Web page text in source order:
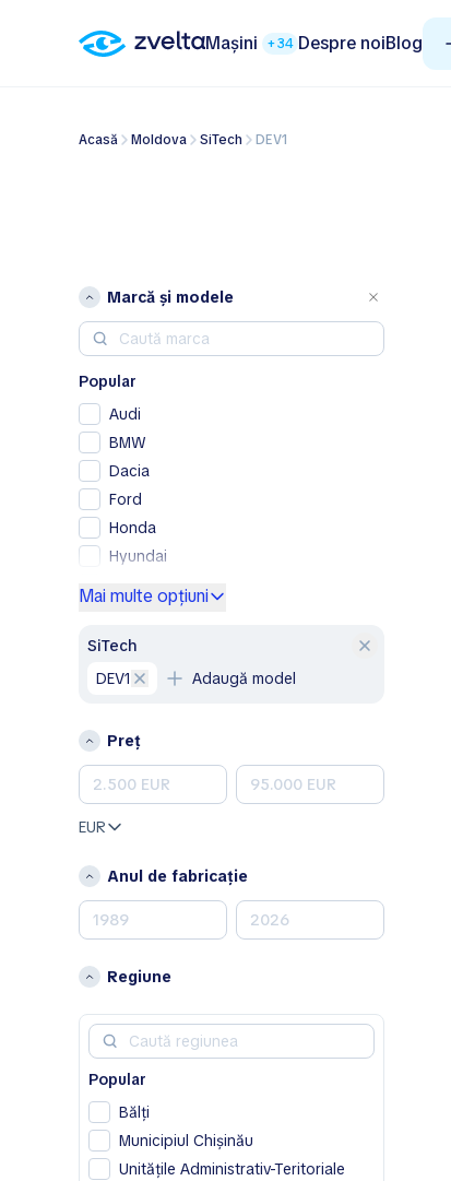
Mașini +34 Despre noiBlog
Acasă Moldova SiTech DEV1
Marcă și modele
Popular
Audi
BMW
Dacia
Ford
Honda
Hyundai
Mercedes-Benz
Nissan
Porsche
Renault
Volkswagen
Volvo
A
Acura
Aston Martin
Avatr
BAIC
Bentley
Mai multe opțiuni
SiTech
DEV1
Adaugă model
Preț
EUR
Anul de fabricație
Regiune
Popular
Bălţi
Municipiul Chișinău
Unitățile Administrativ-Teritoriale